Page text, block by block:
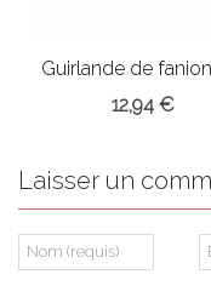
Guirlande de
tissu
12,94 €
Laisser un